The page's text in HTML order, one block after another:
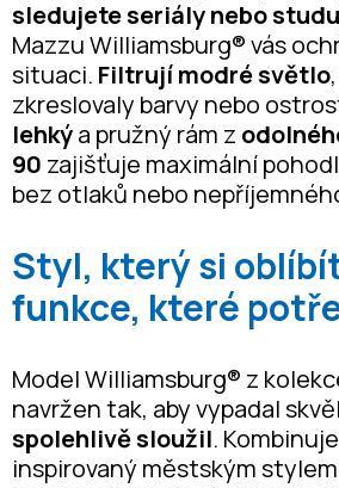
sledujete seriály nebo
Mazzu Williamsburg® vás
situaci. Filtrují modré světlo
zkreslovaly barvy nebo
lehkýa pružný rám z
90 zajišťuje maximální
bez otlaků nebo
Styl, který si
funkce, které
Model Williamsburg® z
navržen tak, aby vypadal
spolehlivě sloužil.
inspirovaný městským stylem